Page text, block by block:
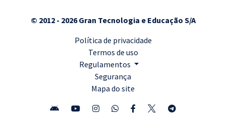
© 2012 - 2026 Gran Tecnologia e Educação S/A
Política de privacidade
Termos de uso
Regulamentos
Segurança
Mapa do site